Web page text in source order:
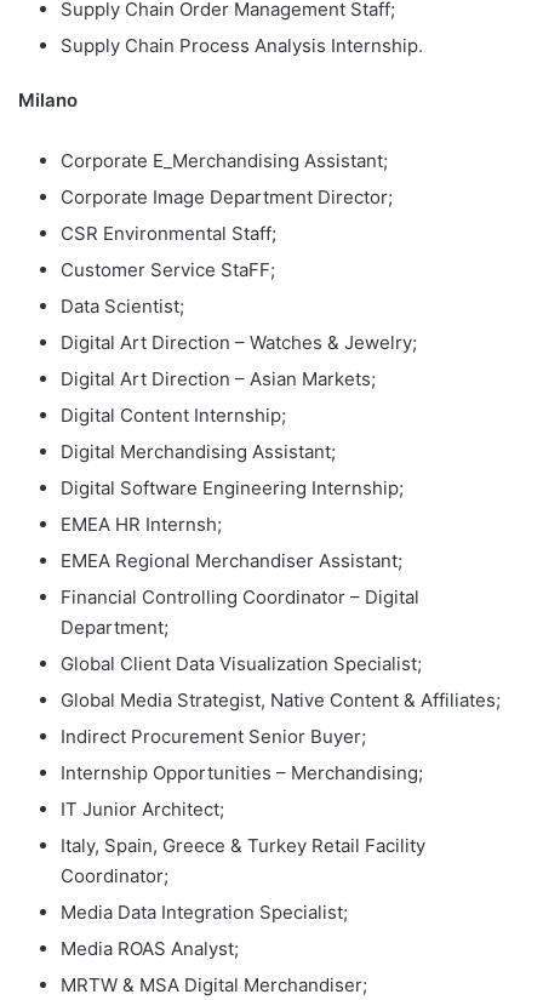
Supply Chain Order Management Staff;
Supply Chain Process Analysis Internship.
Milano
Corporate E_Merchandising Assistant;
Corporate Image Department Director;
CSR Environmental Staff;
Customer Service StaFF;
Data Scientist;
Digital Art Direction – Watches & Jewelry;
Digital Art Direction – Asian Markets;
Digital Content Internship;
Digital Merchandising Assistant;
Digital Software Engineering Internship;
EMEA HR Internsh;
EMEA Regional Merchandiser Assistant;
Financial Controlling Coordinator – Digital
Department;
Global Client Data Visualization Specialist;
Global Media Strategist, Native Content & Affiliates;
Indirect Procurement Senior Buyer;
Internship Opportunities – Merchandising;
IT Junior Architect;
Italy, Spain, Greece & Turkey Retail Facility
Coordinator;
Media Data Integration Specialist;
Media ROAS Analyst;
MRTW & MSA Digital Merchandiser;